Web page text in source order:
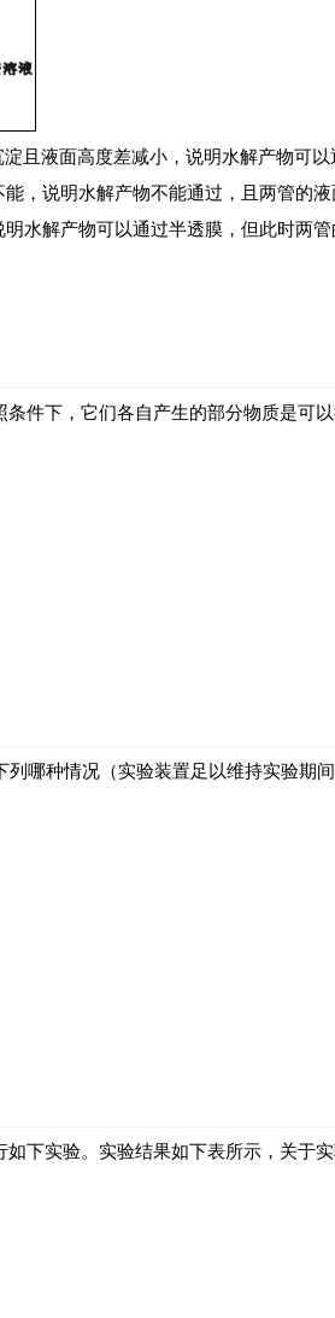
且液面高度差减小，说明水解产物可
，说明水解产物不能通过，且两管的
水解产物可以通过半透膜，但此时两
件下，它们各自产生的部分物质是可
哪种情况（实验装置足以维持实验期
下实验。实验结果如下表所示，关于